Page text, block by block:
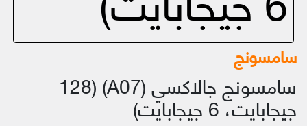
سامسونج
سامسونج جالاكسي (A07) (128
جيجابايت، 6 جيجابايت)